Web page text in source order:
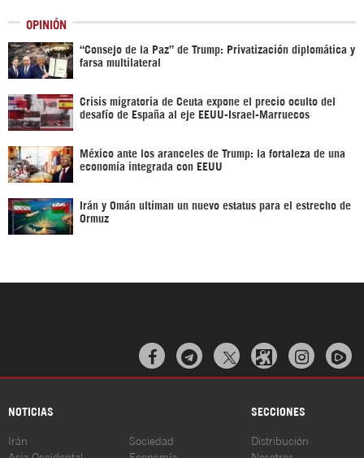
OPINIÓN
“Consejo de la Paz” de Trump: Privatización diplomática y
farsa multilateral
Crisis migratoria de Ceuta expone el precio oculto del
desafío de España al eje EEUU-Israel-Marruecos
México ante los aranceles de Trump: la fortaleza de una
economía integrada con EEUU
Irán y Omán ultiman un nuevo estatus para el estrecho de
Ormuz
  
NOTICIAS SECCIONES
Irán
Asia Occidental
Sociedad
Economía
Distribución
Nosotros